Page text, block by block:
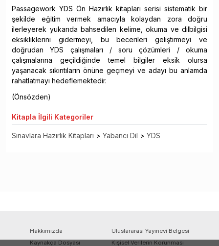
Passagework YDS Ön Hazırlık kitapları serisi sistematik bir
şekilde eğitim vermek amacıyla kolaydan zora doğru
ilerleyerek yukarıda bahsedilen kelime, okuma ve dilbilgisi
eksikliklerini gidermeyi, bu becerileri geliştirmeyi ve
doğrudan YDS çalışmaları / soru çözümleri / okuma
çalışmalarına geçildiğinde temel bilgiler eksik olursa
yaşanacak sıkıntıların önüne geçmeyi ve adayı bu anlamda
rahatlatmayı hedeflemektedir.
(Önsözden)
Kitapla İlgili Kategoriler
Sınavlara Hazırlık Kitapları > Yabancı Dil > YDS
Hakkımızda
Uluslararası Yayınevi Belgesi
Kaynakça Dosyası
Kişisel Verilerin Korunması